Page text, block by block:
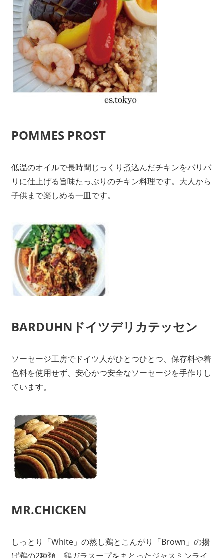
POMMES PROST
低温のオイルで長時間じっくり煮込んだチキンをバリバ
リに仕上げる旨味たっぷりのチキン料理です。大人から
子供まで楽しめる一皿です。
BARDUHNドイツデリカテッセン
ソーセージ工房でドイツ人がひとつひとつ、保存料や着
色料を使用せず、安心かつ安全なソーセージを手作りし
ています。
MR.CHICKEN
しっとり「White」の蒸し鶏とこんがり「Brown」の揚